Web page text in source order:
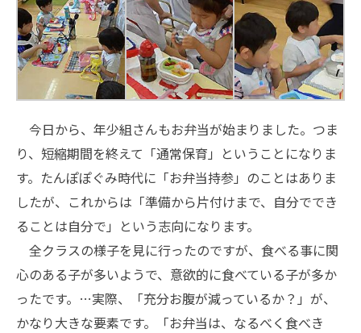
今日から、年少組さんもお弁当が始まりました。つま
り、短縮期間を終えて「通常保育」ということになりま
す。たんぽぽぐみ時代に「お弁当持参」のことはありま
したが、これからは「準備から片付けまで、自分ででき
ることは自分で」という志向になります。
全クラスの様子を見に行ったのですが、食べる事に関
心のある子が多いようで、意欲的に食べている子が多か
ったです。…実際、「充分お腹が減っているか？」が、
かなり大きな要素です。「お弁当は、なるべく食べき